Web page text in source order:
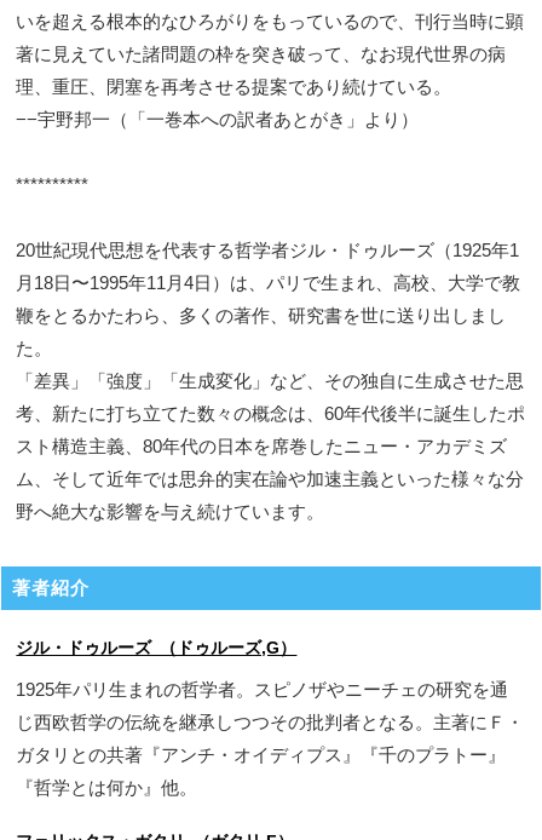
いを超える根本的なひろがりをもっているので、刊行当時に顕
著に見えていた諸問題の枠を突き破って、なお現代世界の病
理、重圧、閉塞を再考させる提案であり続けている。
−−宇野邦一（「一巻本への訳者あとがき」より）
**********
20世紀現代思想を代表する哲学者ジル・ドゥルーズ（1925年1
月18日〜1995年11月4日）は、パリで生まれ、高校、大学で教
鞭をとるかたわら、多くの著作、研究書を世に送り出しまし
た。
「差異」「強度」「生成変化」など、その独自に生成させた思
考、新たに打ち立てた数々の概念は、60年代後半に誕生したポ
スト構造主義、80年代の日本を席巻したニュー・アカデミズ
ム、そして近年では思弁的実在論や加速主義といった様々な分
野へ絶大な影響を与え続けています。
著者紹介
ジル・ドゥルーズ （ドゥルーズ,G）
1925年パリ生まれの哲学者。スピノザやニーチェの研究を通
じ西欧哲学の伝統を継承しつつその批判者となる。主著にＦ・
ガタリとの共著『アンチ・オイディプス』『千のプラトー』
『哲学とは何か』他。